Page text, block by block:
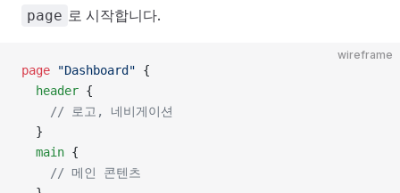
page 로 시작합니다.
wireframe
page "Dashboard" {
  header
{
    // 로고, 네비게이션
  }
  main
{
    // 메인 콘텐츠